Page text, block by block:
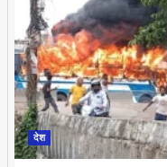
देश